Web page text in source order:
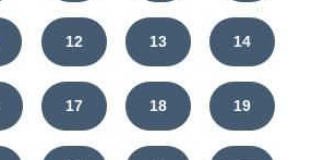
12 13 14
17 18 19